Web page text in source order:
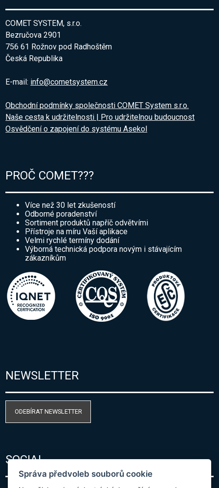
COMET SYSTEM, s.r.o.
Bezručova 2901
756 61 Rožnov pod Radhoštěm
Česká Republika
E-mail: info@cometsystem.cz
Obchodní podmínky společnosti COMET System s.r.o.
Naše cesta k udržitelnosti | Pro udržitelnou budoucnost
Osvědčení o zapojení do systému Asekol
PROČ COMET???
Více než 30 let zkušeností
Odborné poradenství
Sortiment produktů napříč odvětvími
Přístroje na míru Vaší aplikace
Velmi rychlé termíny dodání
Výborná technická podpora novým i stávajícím
zákazníkům
NEWSLETTER
ODEBÍRAT NEWSLETTER
SOCIAL
Správa předvoleb souborů cookie